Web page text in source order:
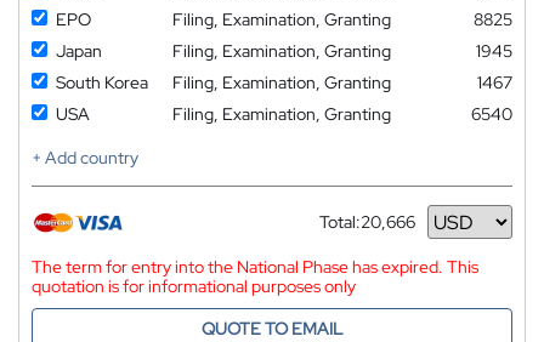
EPO
Filing, Examination, Granting
8825
Japan
Filing, Examination, Granting
1945
South Korea
Filing, Examination, Granting
1467
USA
Filing, Examination, Granting
6540
+ Add country
Total:20,666
Currency
The term for entry into the National Phase has expired. This
quotation is for informational purposes only
QUOTE TO EMAIL